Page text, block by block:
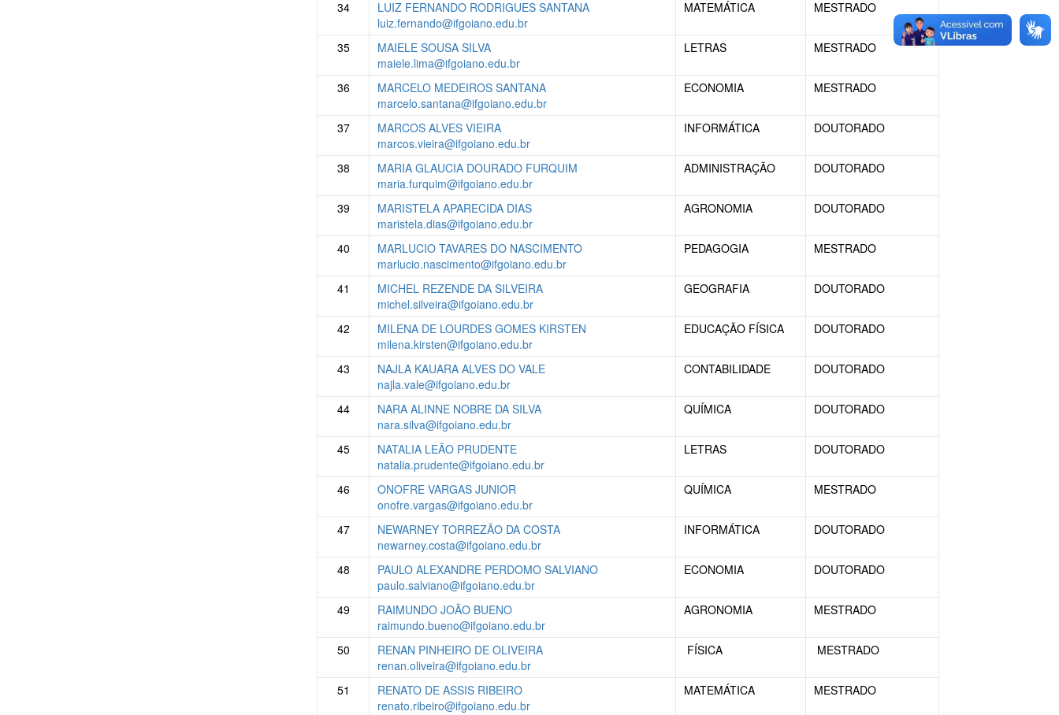
34
LUIZ FERNANDO RODRIGUES SANTANA
luiz.fernando@ifgoiano.edu.br
MATEMÁTICA MESTRADO
35
MAIELE SOUSA SILVA
maiele.lima@ifgoiano.edu.br
LETRAS MESTRADO
36
MARCELO MEDEIROS SANTANA
marcelo.santana@ifgoiano.edu.br
ECONOMIA MESTRADO
37
MARCOS ALVES VIEIRA
marcos.vieira@ifgoiano.edu.br
INFORMÁTICA DOUTORADO
38
MARIA GLAUCIA DOURADO FURQUIM
maria.furquim@ifgoiano.edu.br
ADMINISTRAÇÃO DOUTORADO
39
MARISTELA APARECIDA DIAS
maristela.dias@ifgoiano.edu.br
AGRONOMIA DOUTORADO
40
MARLUCIO TAVARES DO NASCIMENTO
marlucio.nascimento@ifgoiano.edu.br
PEDAGOGIA MESTRADO
41
MICHEL REZENDE DA SILVEIRA
michel.silveira@ifgoiano.edu.br
GEOGRAFIA DOUTORADO
42
MILENA DE LOURDES GOMES KIRSTEN
milena.kirsten@ifgoiano.edu.br
EDUCAÇÃO FÍSICA DOUTORADO
43
NAJLA KAUARA ALVES DO VALE
najla.vale@ifgoiano.edu.br
CONTABILIDADE DOUTORADO
44
NARA ALINNE NOBRE DA SILVA
nara.silva@ifgoiano.edu.br
QUÍMICA DOUTORADO
45
NATALIA LEÃO PRUDENTE
natalia.prudente@ifgoiano.edu.br
LETRAS DOUTORADO
46
ONOFRE VARGAS JUNIOR
onofre.vargas@ifgoiano.edu.br
QUÍMICA MESTRADO
47
NEWARNEY TORREZÃO DA COSTA
newarney.costa@ifgoiano.edu.br
INFORMÁTICA DOUTORADO
48
PAULO ALEXANDRE PERDOMO SALVIANO
paulo.salviano@ifgoiano.edu.br
ECONOMIA DOUTORADO
49
RAIMUNDO JOÃO BUENO
raimundo.bueno@ifgoiano.edu.br
AGRONOMIA MESTRADO
50
RENAN PINHEIRO DE OLIVEIRA
renan.oliveira@ifgoiano.edu.br
FÍSICA MESTRADO
51
RENATO DE ASSIS RIBEIRO
renato.ribeiro@ifgoiano.edu.br
MATEMÁTICA MESTRADO